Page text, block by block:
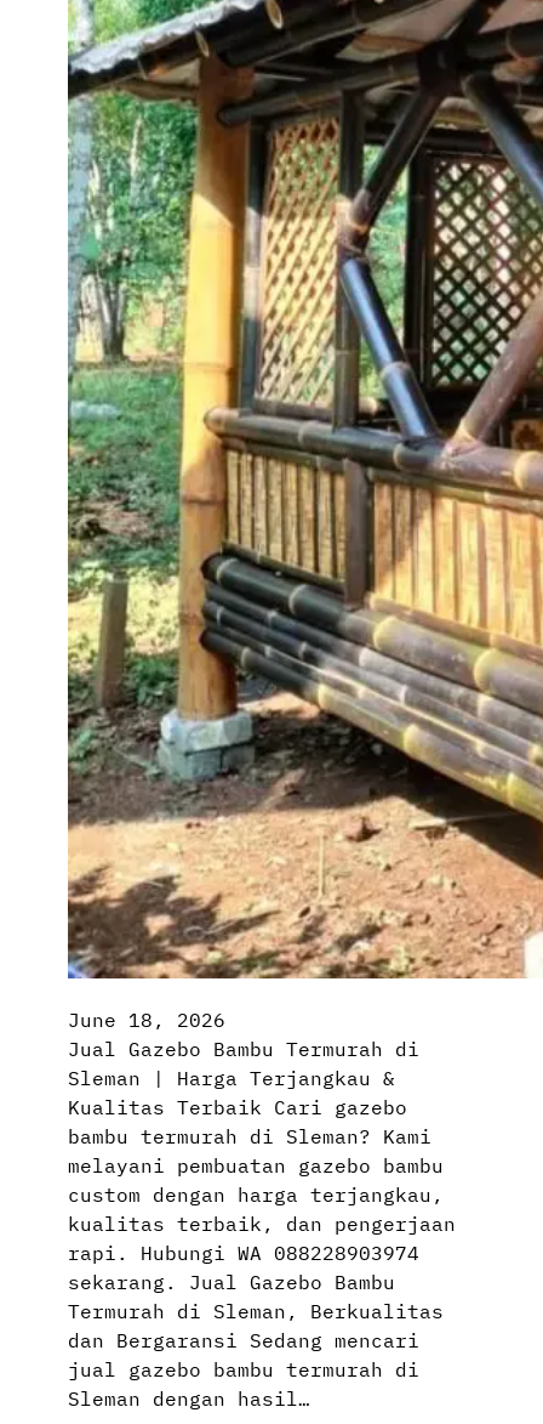
June 18, 2026
Jual Gazebo Bambu Termurah di
Sleman | Harga Terjangkau &
Kualitas Terbaik Cari gazebo
bambu termurah di Sleman? Kami
melayani pembuatan gazebo bambu
custom dengan harga terjangkau,
kualitas terbaik, dan pengerjaan
rapi. Hubungi WA 088228903974
sekarang. Jual Gazebo Bambu
Termurah di Sleman, Berkualitas
dan Bergaransi Sedang mencari
jual gazebo bambu termurah di
Sleman dengan hasil…